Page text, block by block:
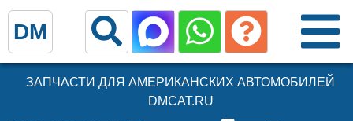
ЗАПЧАСТИ ДЛЯ АМЕРИКАНСКИХ АВТОМОБИЛЕЙ
DMCAT.RU
DM